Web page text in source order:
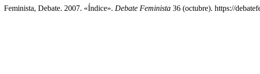
Feminista, Debate. 2007. «Índice». Debate Feminista 36 (octubre). https://